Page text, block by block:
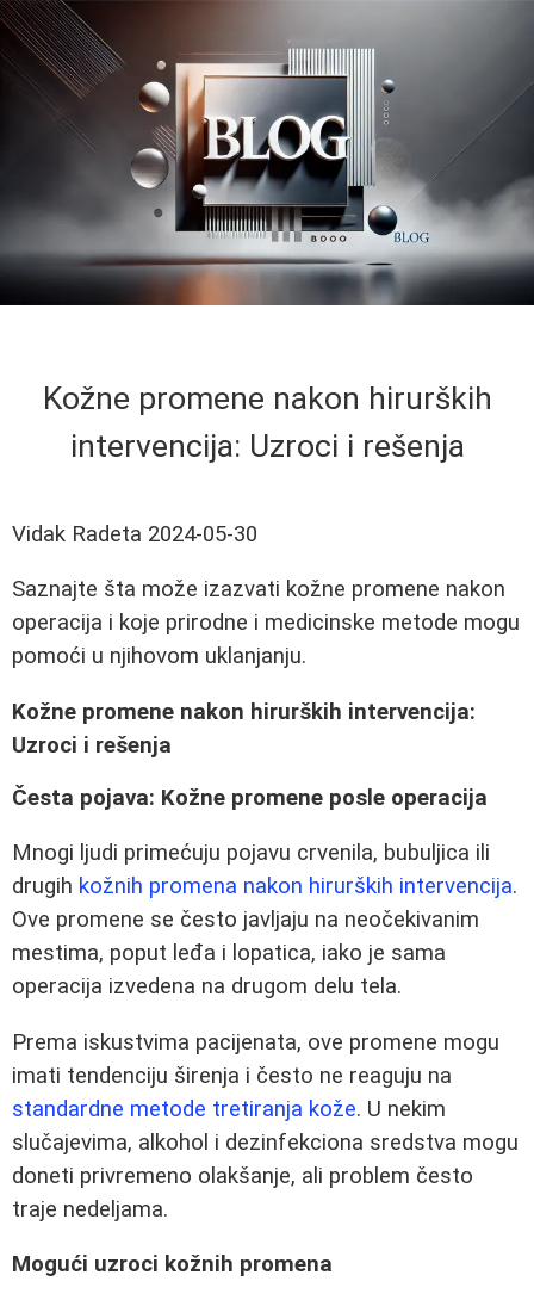
Kožne promene nakon hirurških
intervencija: Uzroci i rešenja
Vidak Radeta 2024-05-30
Saznajte šta može izazvati kožne promene nakon
operacija i koje prirodne i medicinske metode mogu
pomoći u njihovom uklanjanju.
Kožne promene nakon hirurških intervencija:
Uzroci i rešenja
Česta pojava: Kožne promene posle operacija
Mnogi ljudi primećuju pojavu crvenila, bubuljica ili
drugih kožnih promena nakon hirurških intervencija.
Ove promene se često javljaju na neočekivanim
mestima, poput leđa i lopatica, iako je sama
operacija izvedena na drugom delu tela.
Prema iskustvima pacijenata, ove promene mogu
imati tendenciju širenja i često ne reaguju na
standardne metode tretiranja kože. U nekim
slučajevima, alkohol i dezinfekciona sredstva mogu
doneti privremeno olakšanje, ali problem često
traje nedeljama.
Mogući uzroci kožnih promena